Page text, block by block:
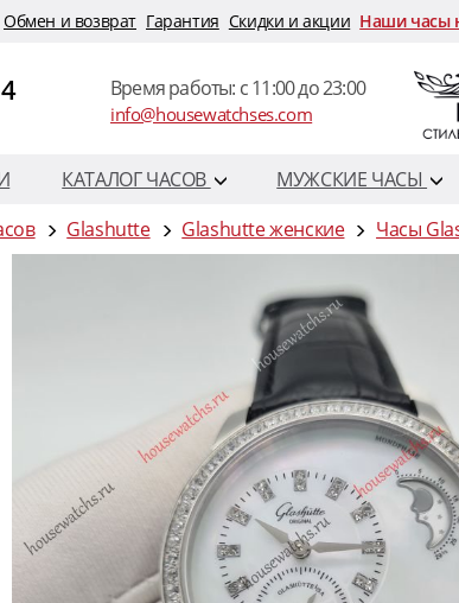
Обмен и возврат Гарантия Скидки и акции Наши часы
Время работы: c 11:00 до 23:00
info@housewatchses.com
КАТАЛОГ ЧАСОВ МУЖСКИЕ ЧАСЫ
Glashutte Glashutte женские Часы